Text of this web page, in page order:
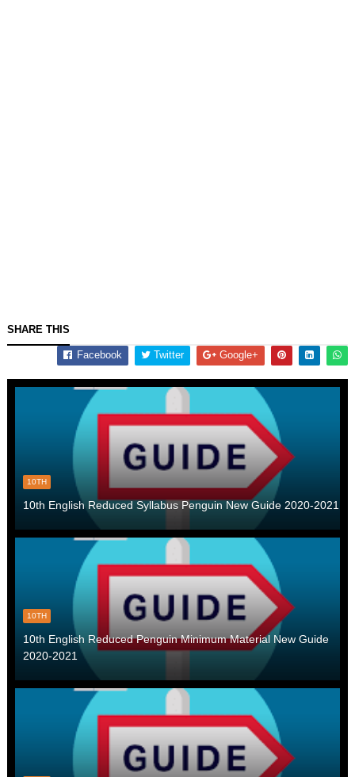
SHARE THIS
Facebook Twitter Google+
10TH
10th English Reduced Syllabus Penguin New Guide 2020-2021
10TH
10th English Reduced Penguin Minimum Material New Guide
2020-2021